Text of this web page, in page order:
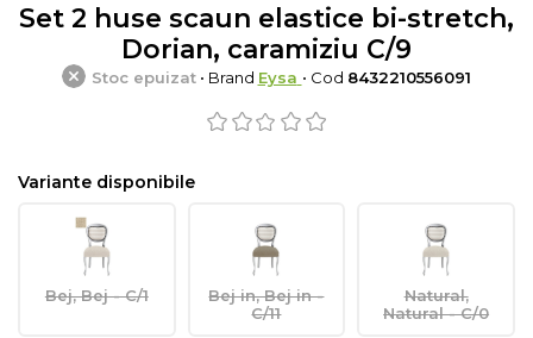
Set 2 huse scaun elastice bi-stretch,
Dorian, caramiziu C/9
Stoc epuizat• Brand Eysa • Cod 8432210556091
Variante disponibile
Bej, Bej - C/1
Bej in, Bej in -
C/11
Natural,
Natural - C/0